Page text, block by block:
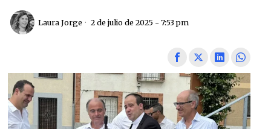
Laura Jorge 2 de julio de 2025 - 7:53 pm